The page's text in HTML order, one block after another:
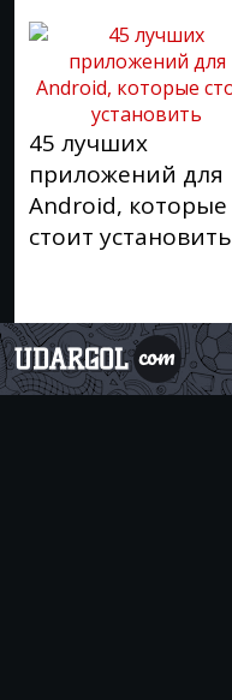
45 лучших
приложений для
Android, которые
стоит установить